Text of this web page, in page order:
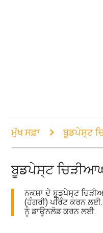
ਮੁੱਖ ਸਫ਼ਾ ਬੂਡਪੇਸ੍ਟ
ਬੂਡਪੇਸ੍ਟ
ਨਕਸ਼ਾ ਦੇ ਬੂਡਪੇਸ੍ਟ
(ਹੰਗਰੀ) ਪਰਿੰਟ ਕਰਨ
ਨੂੰ ਡਾਊਨਲੋਡ ਕਰਨ ਲਈ.